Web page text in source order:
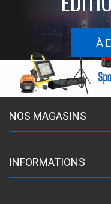
À
NOS MAGASINS
INFORMATIONS